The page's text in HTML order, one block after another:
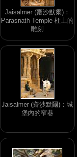
Jaisalmer (齋沙默爾)：
Parasnath Temple 柱上的
雕刻
Jaisalmer (齋沙默爾)：城
堡內的窄巷